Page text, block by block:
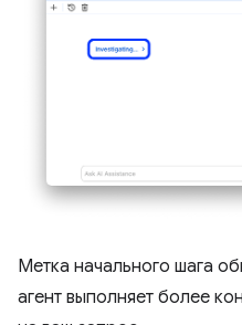
Метка начального шага
агент выполняет более